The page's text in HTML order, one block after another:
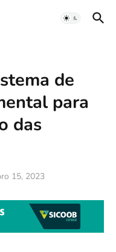
de
para
das
15, 2023